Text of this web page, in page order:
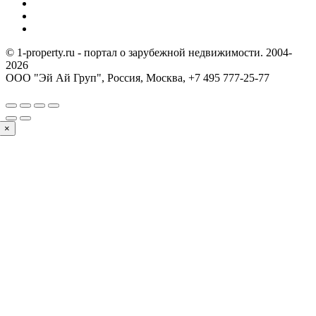
© 1-property.ru - портал о зарубежной недвижимости. 2004-
2026
ООО "Эй Ай Груп", Россия, Москва, +7 495 777-25-77
×